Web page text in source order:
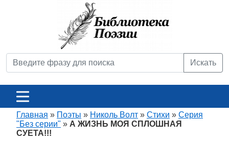
Искать
Главная » Поэты » Николь Волт » Стихи » Серия
"Без серии" » А ЖИЗНЬ МОЯ СПЛОШНАЯ
СУЕТА!!!